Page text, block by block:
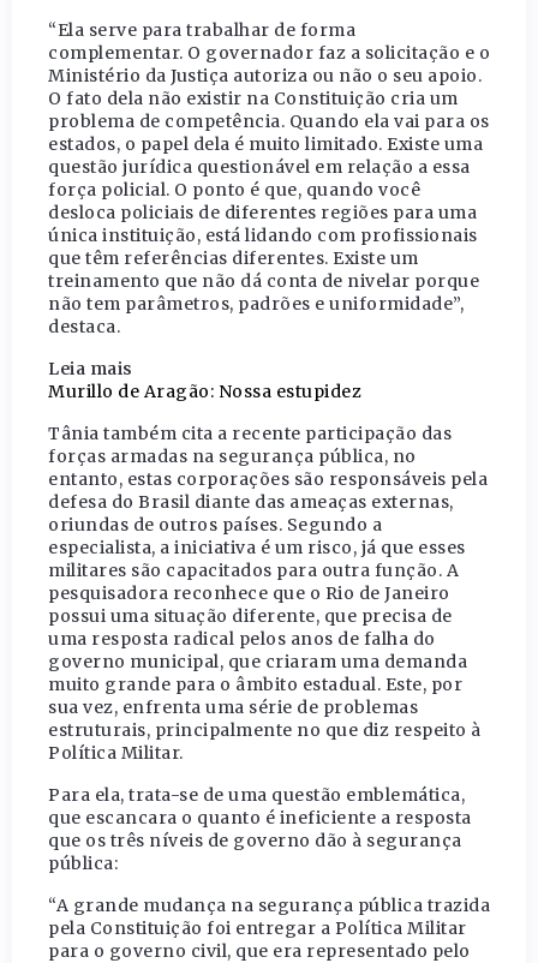
“Ela serve para trabalhar de forma
complementar. O governador faz a solicitação e o
Ministério da Justiça autoriza ou não o seu apoio.
O fato dela não existir na Constituição cria um
problema de competência. Quando ela vai para os
estados, o papel dela é muito limitado. Existe uma
questão jurídica questionável em relação a essa
força policial. O ponto é que, quando você
desloca policiais de diferentes regiões para uma
única instituição, está lidando com profissionais
que têm referências diferentes. Existe um
treinamento que não dá conta de nivelar porque
não tem parâmetros, padrões e uniformidade”,
destaca.
Leia mais
Murillo de Aragão: Nossa estupidez
Tânia também cita a recente participação das
forças armadas na segurança pública, no
entanto, estas corporações são responsáveis pela
defesa do Brasil diante das ameaças externas,
oriundas de outros países. Segundo a
especialista, a iniciativa é um risco, já que esses
militares são capacitados para outra função. A
pesquisadora reconhece que o Rio de Janeiro
possui uma situação diferente, que precisa de
uma resposta radical pelos anos de falha do
governo municipal, que criaram uma demanda
muito grande para o âmbito estadual. Este, por
sua vez, enfrenta uma série de problemas
estruturais, principalmente no que diz respeito à
Política Militar.
Para ela, trata-se de uma questão emblemática,
que escancara o quanto é ineficiente a resposta
que os três níveis de governo dão à segurança
pública:
“A grande mudança na segurança pública trazida
pela Constituição foi entregar a Política Militar
para o governo civil, que era representado pelo